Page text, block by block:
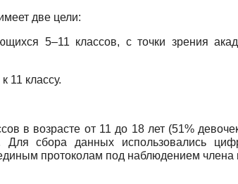
две цели:
5–11 классов, с точки зрения
11 классу.
в возрасте от 11 до 18 лет (51%
сбора данных использовались
протоколам под наблюдением члена